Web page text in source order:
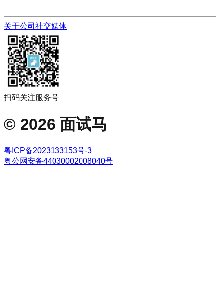
关于公司 社交媒体
扫码关注服务号
© 2026 面试马
粤ICP备2023133153号-3
粤公网安备44030002008040号